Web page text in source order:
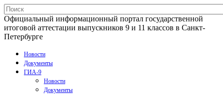
Официальный информационный портал государственной
итоговой аттестации выпускников 9 и 11 классов в Санкт-
Петербурге
Новости
Документы
ГИА-9
Новости
Документы